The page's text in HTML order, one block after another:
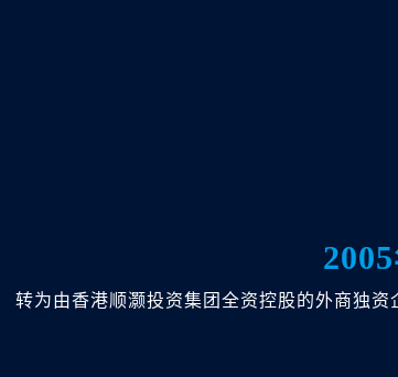
转为由香港顺灏投资集团全资控股的外商独资